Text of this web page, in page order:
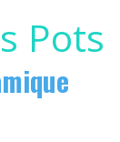
Pots